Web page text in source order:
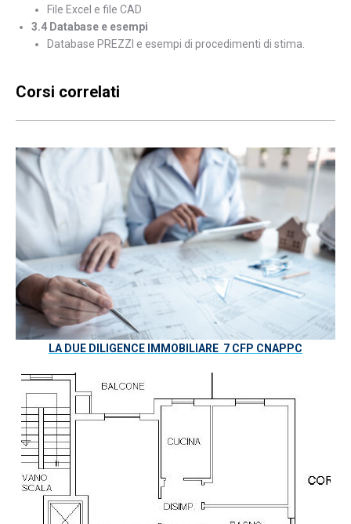
File Excel e file CAD
3.4 Database e esempi
Database PREZZI e esempi di procedimenti di stima.
Corsi correlati
LA DUE DILIGENCE IMMOBILIARE 7 CFP CNAPPC